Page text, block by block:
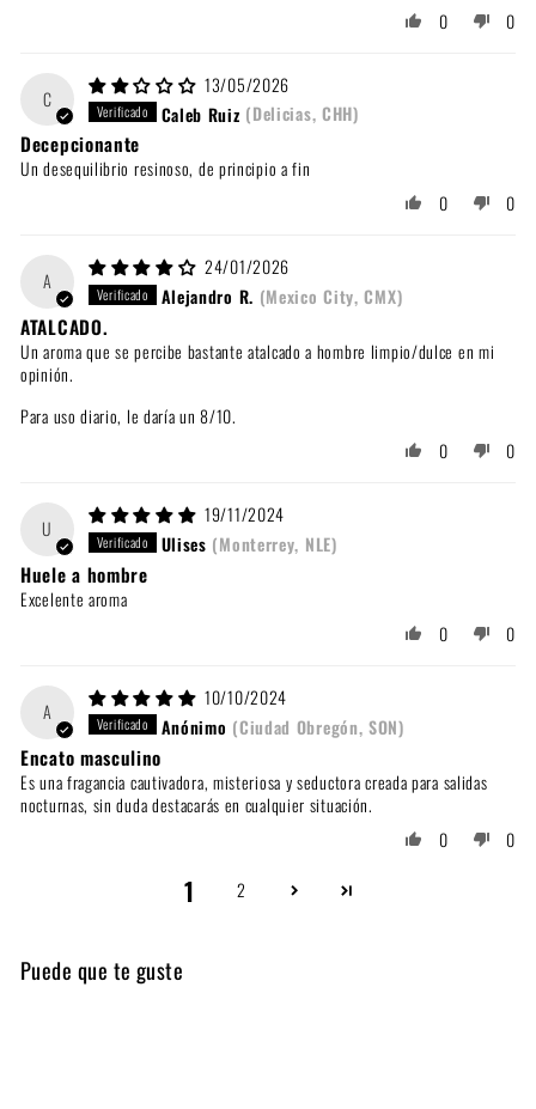
0
0
C
13/05/2026
Caleb Ruiz (Delicias, CHH)
Decepcionante
Un desequilibrio resinoso, de principio a fin
0
0
A
24/01/2026
Alejandro R. (Mexico City, CMX)
ATALCADO.
Un aroma que se percibe bastante atalcado a hombre limpio/dulce en mi
opinión.
Para uso diario, le daría un 8/10.
0
0
U
19/11/2024
Ulises (Monterrey, NLE)
Huele a hombre
Excelente aroma
0
0
A
10/10/2024
Anónimo (Ciudad Obregón, SON)
Encato masculino
Es una fragancia cautivadora, misteriosa y seductora creada para salidas
nocturnas, sin duda destacarás en cualquier situación.
0
0
1 2
Puede que te guste